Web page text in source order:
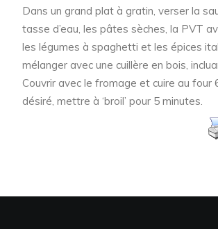
Dans un grand plat à gratin, verser la
tasse d’eau, les pâtes sèches, la PVT
les légumes à spaghetti et les épices
mélanger avec une cuillère en bois,
Couvrir avec le fromage et cuire au four
désiré, mettre à ‘broil’ pour 5 minutes.